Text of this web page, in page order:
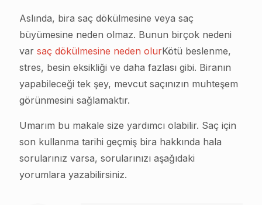
Aslında, bira saç dökülmesine veya saç
büyümesine neden olmaz. Bunun birçok nedeni
var saç dökülmesine neden olurKötü beslenme,
stres, besin eksikliği ve daha fazlası gibi. Biranın
yapabileceği tek şey, mevcut saçınızın muhteşem
görünmesini sağlamaktır.
Umarım bu makale size yardımcı olabilir. Saç için
son kullanma tarihi geçmiş bira hakkında hala
sorularınız varsa, sorularınızı aşağıdaki
yorumlara yazabilirsiniz.